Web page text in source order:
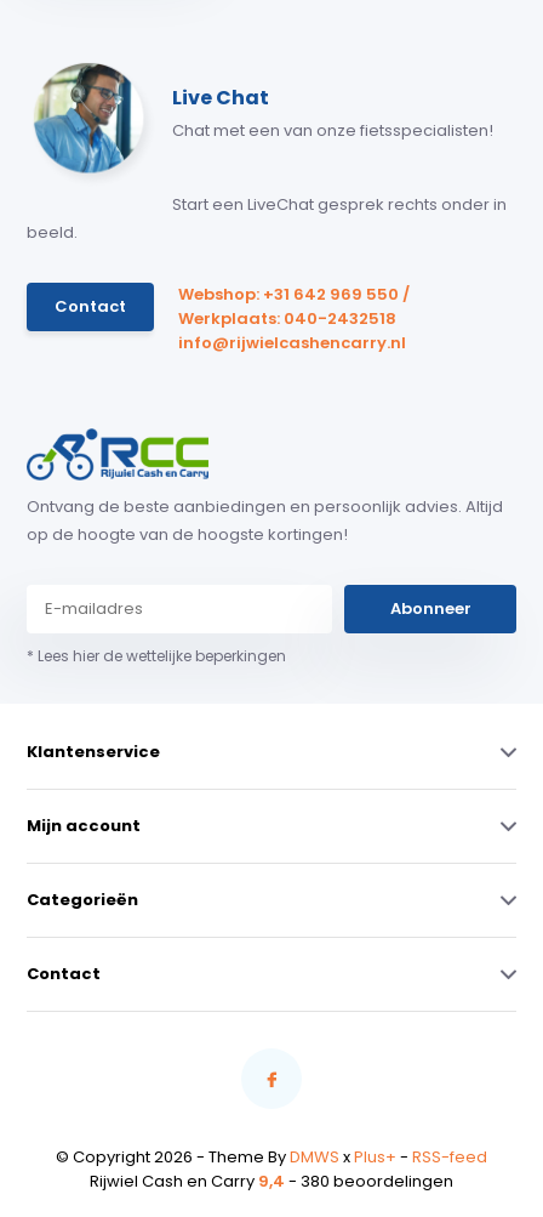
Live Chat
Chat met een van onze fietsspecialisten!
Start een LiveChat gesprek rechts onder in
beeld.
Contact
Webshop: +31 642 969 550 /
Werkplaats: 040-2432518
info@rijwielcashencarry.nl
Ontvang de beste aanbiedingen en persoonlijk advies. Altijd
op de hoogte van de hoogste kortingen!
Abonneer
* Lees hier de wettelijke beperkingen
Klantenservice
Mijn account
Categorieën
Contact
© Copyright 2026 - Theme ByDMWS xPlus+ - RSS-feed
Rijwiel Cash en Carry 9,4 - 380 beoordelingen